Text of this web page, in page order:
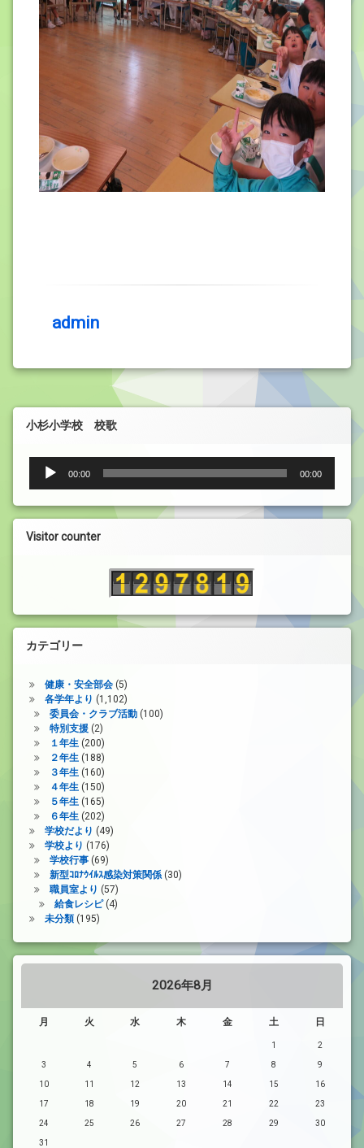
admin
小杉小学校 校歌
プ
レ
ー
ヤ
00:00 00:00
Visitor counter
カテゴリー
健康・安全部会(5)
各学年より (1,102)
委員会・クラブ活動(100)
特別支援(2)
１年生(200)
２年生(188)
３年生(160)
４年生(150)
５年生(165)
６年生(202)
学校だより (49)
学校より (176)
学校行事(69)
新型ｺﾛﾅｳｲﾙｽ感染対策関係(30)
職員室より (57)
給食レシピ(4)
未分類(195)
2026年8月
月 火 水 木 金 土 日
1 2
3 4 5 6 7 8 9
10 11 12 13 14 15 16
17 18 19 20 21 22 23
24 25 26 27 28 29 30
31